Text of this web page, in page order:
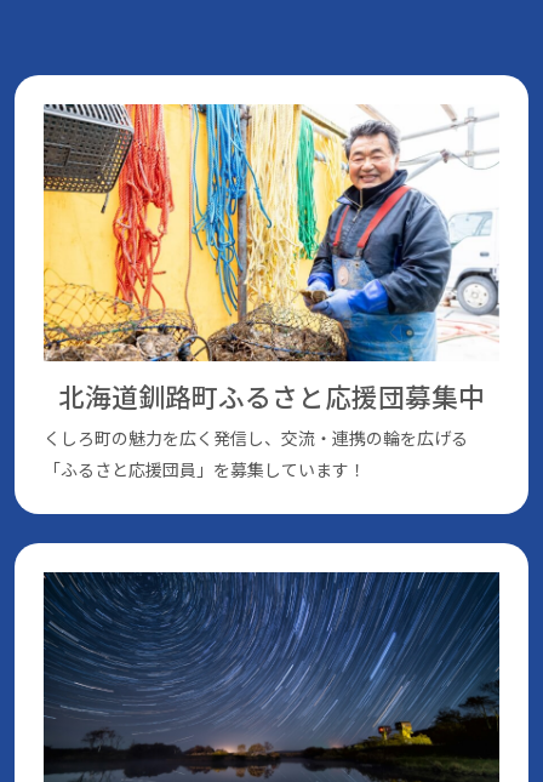
北海道釧路町ふるさと応援団募集中
くしろ町の魅⼒を広く発信し、交流・連携の輪を広げる
「ふるさと応援団員」を募集しています！